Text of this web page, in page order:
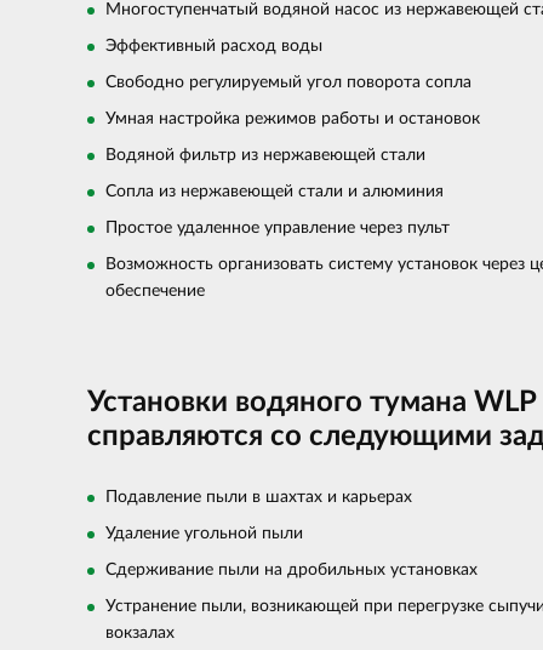
Многоступенчатый водяной насос из нержавеющей
Эффективный расход воды
Свободно регулируемый угол поворота сопла
Умная настройка режимов работы и остановок
Водяной фильтр из нержавеющей стали
Сопла из нержавеющей стали и алюминия
Простое удаленное управление через пульт
Возможность организовать систему установок через
обеспечение
Установки водяного тумана
справляются со следующими
Подавление пыли в шахтах и карьерах
Удаление угольной пыли
Сдерживание пыли на дробильных установках
Устранение пыли, возникающей при перегрузке
вокзалах